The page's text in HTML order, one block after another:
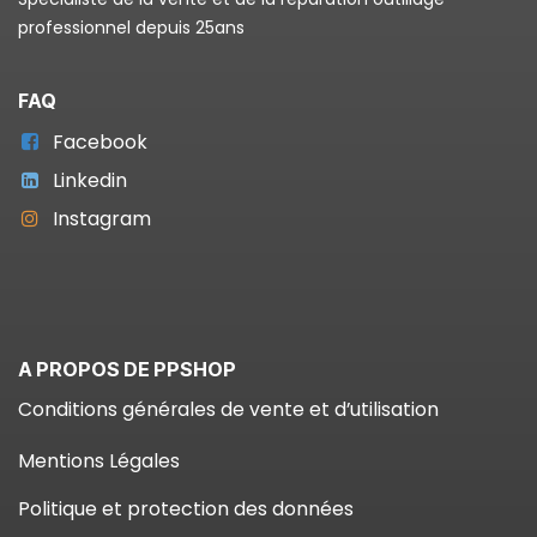
professionnel depuis 25ans
FAQ
Facebook
Linkedin
Instagram
A PROPOS DE PPSHOP
Conditions générales de vente et d’utilisation
Mentions Légales
Politique et protection des données